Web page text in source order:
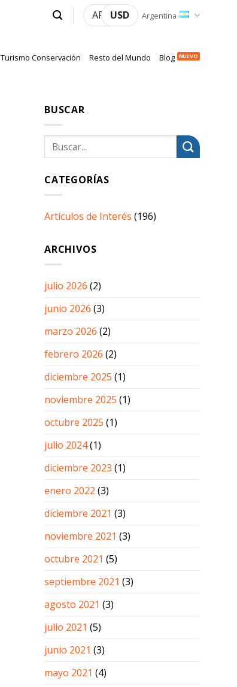
ARS USD Argentina
Turismo Conservación Resto del Mundo Blog
BUSCAR
CATEGORÍAS
Artículos de Interés (196)
ARCHIVOS
julio 2026 (2)
junio 2026 (3)
marzo 2026 (2)
febrero 2026 (2)
diciembre 2025 (1)
noviembre 2025 (1)
octubre 2025 (1)
julio 2024(1)
diciembre 2023 (1)
enero 2022 (3)
diciembre 2021 (3)
noviembre 2021 (3)
octubre 2021 (5)
septiembre 2021 (3)
agosto 2021 (3)
julio 2021 (5)
junio 2021 (3)
mayo 2021 (4)